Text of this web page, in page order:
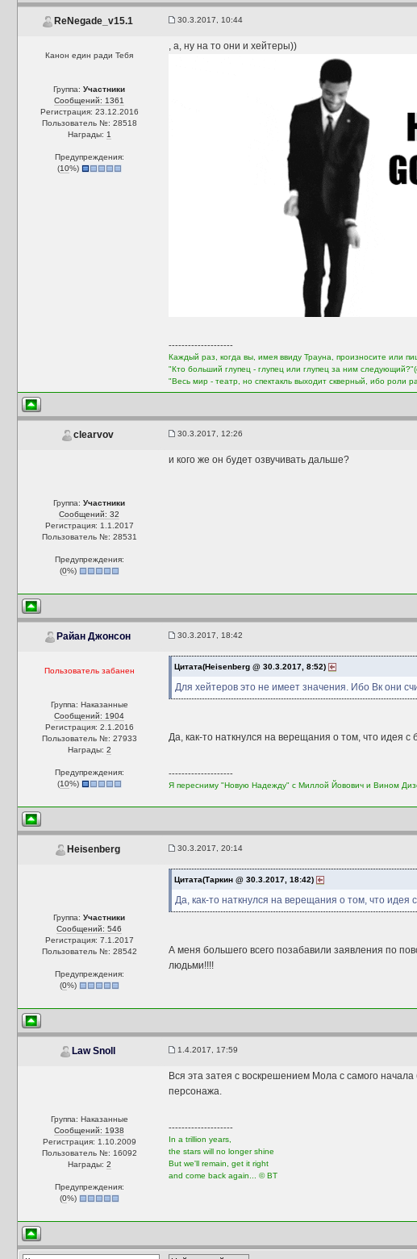
ReNegade_v15.1 30.3.2017, 10:44
Канон един ради Тебя
Группа:Участники
Сообщений: 1361
Регистрация: 23.12.2016
Пользователь №: 28518
Награды: 1
Предупреждения:
(10%)
, а, ну на то они и хейтеры))
--------------------
Каждый раз, когда вы, имея ввиду Трауна, произносите или
"Кто больший глупец - глупец или глупец за ним
"Весь мир - театр, но спектакль выходит скверный, ибо роли
clearvov 30.3.2017, 12:26
Группа:Участники
Сообщений: 32
Регистрация: 1.1.2017
Пользователь №: 28531
Предупреждения:
(0%)
и кого же он будет озвучивать дальше?
Райан Джонсон 30.3.2017, 18:42
Пользователь забанен
Группа: Наказанные
Сообщений: 1904
Регистрация: 2.1.2016
Пользователь №: 27933
Награды: 2
Предупреждения:
(10%)
Цитата(Heisenberg @ 30.3.2017, 8:52)
Для хейтеров это не имеет значения. Ибо Вк они
Да, как-то наткнулся на верещания о том, что идея
--------------------
Я пересниму "Новую Надежду" с Миллой Йовович и Вином
Heisenberg 30.3.2017, 20:14
Группа:Участники
Сообщений: 546
Регистрация: 7.1.2017
Пользователь №: 28542
Предупреждения:
(0%)
Цитата(Таркин @ 30.3.2017, 18:42)
Да, как-то наткнулся на верещания о том, что идея
А меня большего всего позабавили заявления по
людьми!!!!
Law Snoll 1.4.2017, 17:59
Группа: Наказанные
Сообщений: 1938
Регистрация: 1.10.2009
Пользователь №: 16092
Награды: 2
Предупреждения:
(0%)
Вся эта затея с воскрешением Мола с самого
персонажа.
--------------------
In a trillion years,
the stars will no longer shine
But we'll remain, get it right
and come back again... © BT